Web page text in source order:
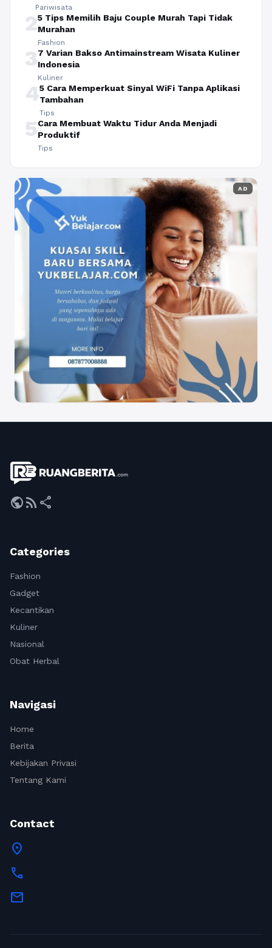
Pariwisata
25 Tips Memilih Baju Couple Murah Tapi Tidak
Murahan
Fashion
37 Varian Bakso Antimainstream Wisata Kuliner
Indonesia
Kuliner
45 Cara Memperkuat Sinyal WiFi Tanpa Aplikasi
Tambahan
Tips
5Cara Membuat Waktu Tidur Anda Menjadi
Produktif
Tips
AD
publicrss_feed share
Categories
Fashion
Gadget
Kecantikan
Kuliner
Nasional
Obat Herbal
Navigasi
Home
Berita
Kebijakan Privasi
Tentang Kami
Contact
location_on
call
mail